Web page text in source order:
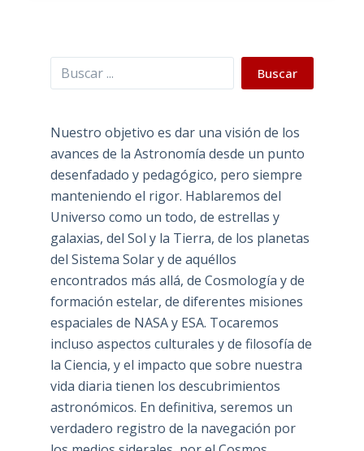
Buscar Buscar
Nuestro objetivo es dar una visión de los
avances de la Astronomía desde un punto
desenfadado y pedagógico, pero siempre
manteniendo el rigor. Hablaremos del
Universo como un todo, de estrellas y
galaxias, del Sol y la Tierra, de los planetas
del Sistema Solar y de aquéllos
encontrados más allá, de Cosmología y de
formación estelar, de diferentes misiones
espaciales de NASA y ESA. Tocaremos
incluso aspectos culturales y de filosofía de
la Ciencia, y el impacto que sobre nuestra
vida diaria tienen los descubrimientos
astronómicos. En definitiva, seremos un
verdadero registro de la navegación por